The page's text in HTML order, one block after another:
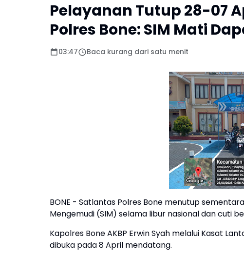
Pelayanan Tutup 28-07
Polres Bone: SIM Mati
03:47 Baca kurang dari satu menit
BONE - Satlantas Polres Bone menutup
Mengemudi (SIM) selama libur nasional dan cuti
Kapolres Bone AKBP Erwin Syah melalui Kasat
dibuka pada 8 April mendatang.